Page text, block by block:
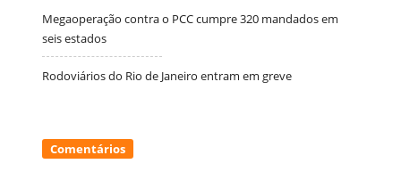
Megaoperação contra o PCC cumpre 320 mandados em
seis estados
Rodoviários do Rio de Janeiro entram em greve
Comentários